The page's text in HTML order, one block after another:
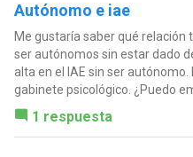
Autónomo e iae
Me gustaría saber qué relación
ser autónomos sin estar dado
alta en el IAE sin ser
gabinete psicológico. ¿Puedo
1 respuesta